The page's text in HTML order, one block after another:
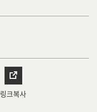
링크복사